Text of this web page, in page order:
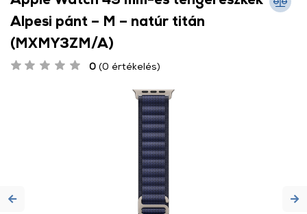
Alpesi pánt – M – natúr titán
(MXMY3ZM/A)
0 (0 értékelés)
Previous